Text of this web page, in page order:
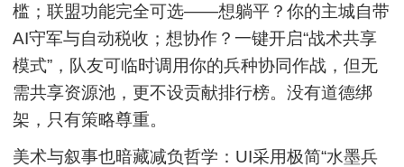
槛；联盟功能完全可选——想躺平？你的主城自带
AI守军与自动税收；想协作？一键开启“战术共享
模式”，队友可临时调用你的兵种协同作战，但无
需共享资源池，更不设贡献排行榜。没有道德绑
架，只有策略尊重。
美术与叙事也暗藏减负哲学：UI采用极简“水墨兵